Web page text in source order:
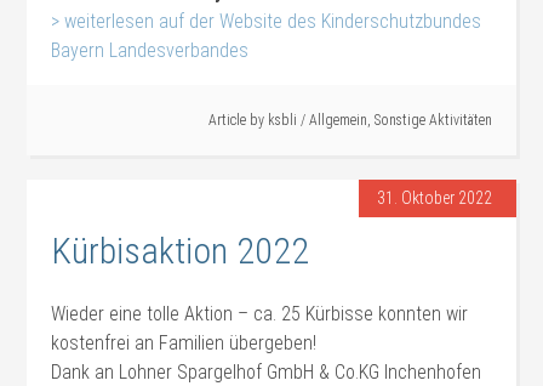
> weiterlesen auf der Website des Kinderschutzbundes
Bayern Landesverbandes
Article by ksbli / Allgemein, Sonstige Aktivitäten
31. Oktober 2022
Kürbisaktion 2022
Wieder eine tolle Aktion – ca. 25 Kürbisse konnten wir
kostenfrei an Familien übergeben!
Dank an Lohner Spargelhof GmbH & Co.KG Inchenhofen